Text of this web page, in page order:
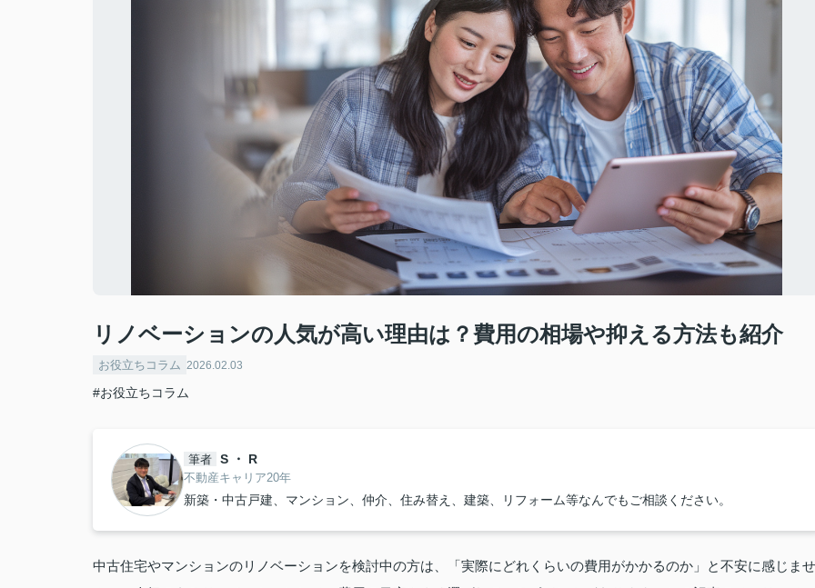
リノベーションの人気が高い理由は？費用の相場や抑える方法も紹介
お役立ちコラム 2026.02.03
#お役立ちコラム
筆者 S ・ R
不動産キャリア20年
新築・中古戸建、マンション、仲介、住み替え、建築、リフォーム等なんでもご相談ください。
中古住宅やマンションのリノベーションを検討中の方は、「実際にどれくらいの費用がかかるのか」と不安に感じませ